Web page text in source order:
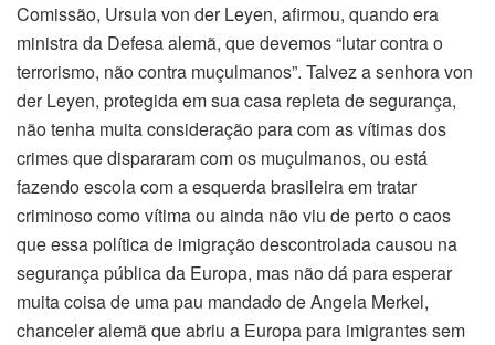
Comissão, Ursula von der Leyen, afirmou, quando era
ministra da Defesa alemã, que devemos “lutar contra o
terrorismo, não contra muçulmanos”. Talvez a senhora von
der Leyen, protegida em sua casa repleta de segurança,
não tenha muita consideração para com as vítimas dos
crimes que dispararam com os muçulmanos, ou está
fazendo escola com a esquerda brasileira em tratar
criminoso como vítima ou ainda não viu de perto o caos
que essa política de imigração descontrolada causou na
segurança pública da Europa, mas não dá para esperar
muita coisa de uma pau mandado de Angela Merkel,
chanceler alemã que abriu a Europa para imigrantes sem